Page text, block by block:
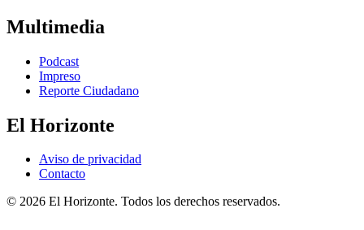
Multimedia
Podcast
Impreso
Reporte Ciudadano
El Horizonte
Aviso de privacidad
Contacto
© 2026 El Horizonte. Todos los derechos reservados.